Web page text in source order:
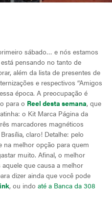
sábado… e nós estamos
pensando no tanto de
além da lista de presentes de
e respectivos “Amigos
época. A preocupação é
para o Reel desta semana, que
o Kit Marca Página da
marcadores magnéticos
claro! Detalhe: pelo
na melhor opção para quem
muito. Afinal, o melhor
que causa a melhor
dizer ainda que você pode
, ou indo até a Banca da 308